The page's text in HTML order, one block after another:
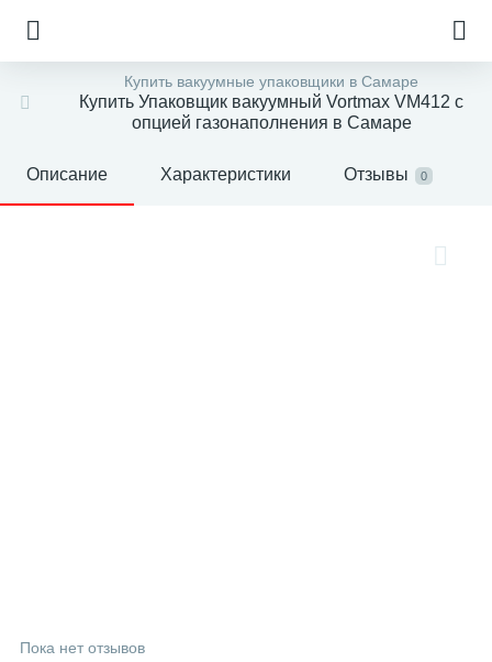
Купить вакуумные упаковщики в Самаре
Купить Упаковщик вакуумный Vortmax VM412 с
опцией газонаполнения в Самаре
Описание Характеристики Отзывы 0
Пока нет отзывов